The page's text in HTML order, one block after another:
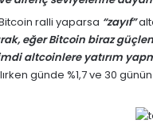
ralli yaparsa “zayıf”
eğer Bitcoin biraz
altcoinlere yatırım
günde %1,7 ve 30